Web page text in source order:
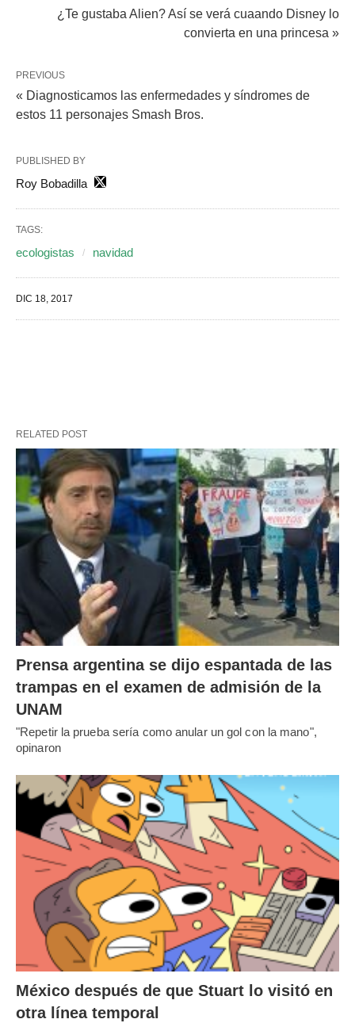
¿Te gustaba Alien? Así se verá cuaando Disney lo
convierta en una princesa »
PREVIOUS
« Diagnosticamos las enfermedades y síndromes de
estos 11 personajes Smash Bros.
PUBLISHED BY
Roy Bobadilla
TAGS:
ecologistas navidad
DIC 18, 2017
RELATED POST
Prensa argentina se dijo espantada de las
trampas en el examen de admisión de la
UNAM
"Repetir la prueba sería como anular un gol con la mano",
opinaron
México después de que Stuart lo visitó en
otra línea temporal